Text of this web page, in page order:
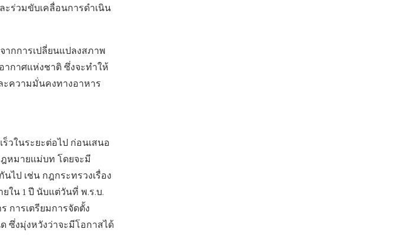
ะร่วมขับเคลื่อนการดำเนิน
กการเปลี่ยนแปลงสภาพ
กาศแห่งชาติ ซึ่งจะทำให้
ะความมั่นคงทางอาหาร
วในระยะต่อไป ก่อนเสนอ
ฎหมายแม่บท โดยจะมี
ป เช่น กฎกระทรวงเรื่อง
ใน 1 ปี นับแต่วันที่ พ.ร.บ.
การเตรียมการจัดตั้ง
ซึ่งมุ่งหวังว่าจะมีโอกาสได้